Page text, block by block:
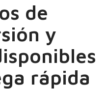
de
y
rápida